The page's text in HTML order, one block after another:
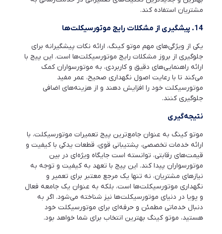
مشتریان استفاده کند.
14. پیشگیری از مشکلات رایج موتورسیکلت‌ها
یکی از ویژگی‌های مهم موتو کینگ، ارائه نکات پیشگیرانه برای
جلوگیری از بروز مشکلات رایج موتورسیکلت‌ها است. این پیج با
ارائه راهنمایی‌های دقیق و کاربردی، به موتورسواران کمک
می‌کند تا با رعایت اصول نگهداری صحیح، عمر مفید
موتورسیکلت خود را افزایش دهند و از هزینه‌های اضافی
جلوگیری کنند.
نتیجه‌گیری
موتو کینگ به عنوان جامع‌ترین پیج تعمیرات موتورسیکلت، با
ارائه خدمات تخصصی، پشتیبانی قوی، قطعات یدکی با کیفیت و
قیمت‌های رقابتی، توانسته است جایگاه ویژه‌ای در بین
موتورسواران پیدا کند. این پیج با تعهد به کیفیت و توجه به
نیازهای مشتریان، نه تنها یک مرجع معتبر برای تعمیر و
نگهداری موتورسیکلت‌ها است، بلکه به عنوان یک جامعه فعال
و پویا در دنیای موتورسیکلت‌ها نیز شناخته می‌شود. اگر به
دنبال خدماتی مطمئن و حرفه‌ای برای موتورسیکلت خود
هستید، موتو کینگ بهترین انتخاب برای شما خواهد بود.